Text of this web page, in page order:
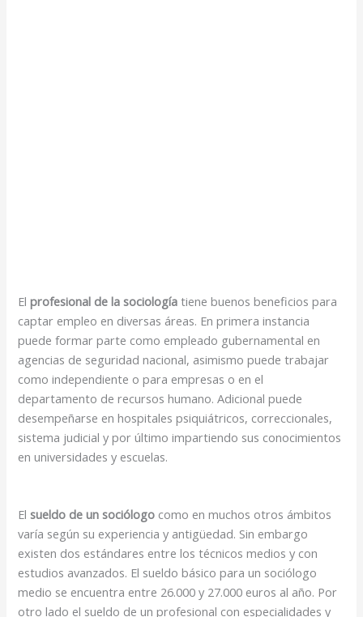
Elprofesional de la sociología tiene buenos beneficios para
captar empleo en diversas áreas. En primera instancia
puede formar parte como empleado gubernamental en
agencias de seguridad nacional, asimismo puede trabajar
como independiente o para empresas o en el
departamento de recursos humano. Adicional puede
desempeñarse en hospitales psiquiátricos, correccionales,
sistema judicial y por último impartiendo sus conocimientos
en universidades y escuelas.
Elsueldo de un sociólogo como en muchos otros ámbitos
varía según su experiencia y antigüedad. Sin embargo
existen dos estándares entre los técnicos medios y con
estudios avanzados. El sueldo básico para un sociólogo
medio se encuentra entre 26.000 y 27.000 euros al año. Por
otro lado el sueldo de un profesional con especialidades y